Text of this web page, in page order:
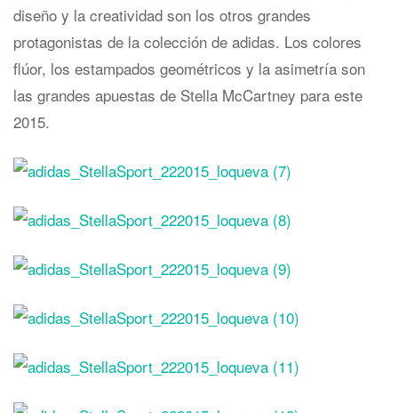
diseño y la creatividad son los otros grandes
protagonistas de la colección de adidas. Los colores
flúor, los estampados geométricos y la asimetría son
las grandes apuestas de Stella McCartney para este
2015.